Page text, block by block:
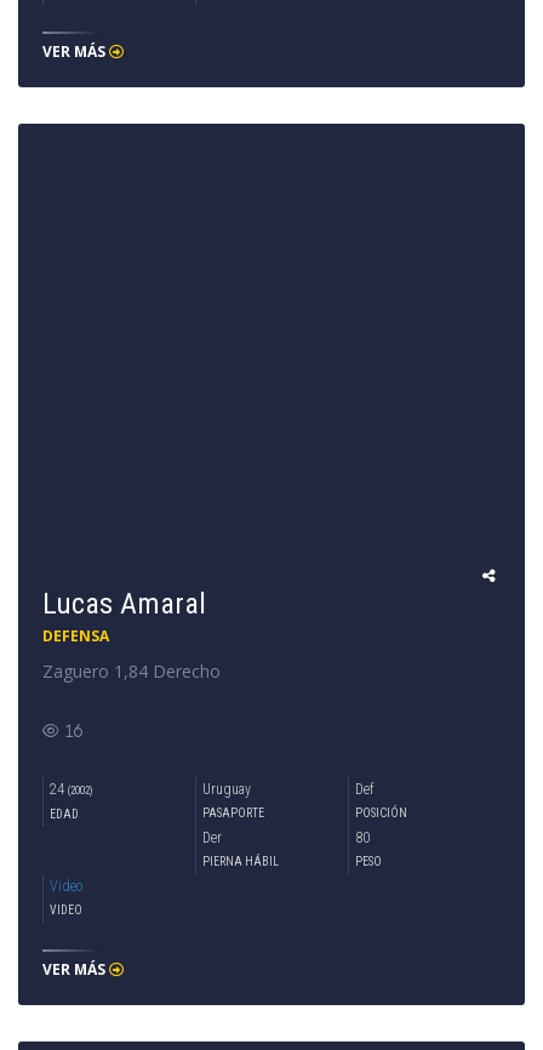
VER MÁS
Lucas Amaral
DEFENSA
Zaguero 1,84 Derecho
16
24 (2002)
EDAD
Uruguay
PASAPORTE
Def
POSICIÓN
Der
PIERNA HÁBIL
80
PESO
Video
VIDEO
VER MÁS